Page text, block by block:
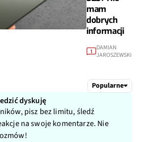
mam
dobrych
informacji
1
DAMIAN
JAROSZEWSKI
Popularne
dyskuję
pisz bez limitu, śledź
na swoje komentarze. Nie